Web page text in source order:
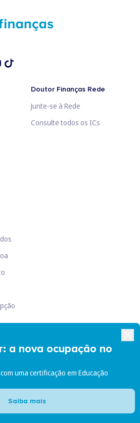
a nova ocupação no
uma certificação em Educação
Saiba mais
Doutor Finanças Rede
Junte-se à Rede
Consulte todos os ICs